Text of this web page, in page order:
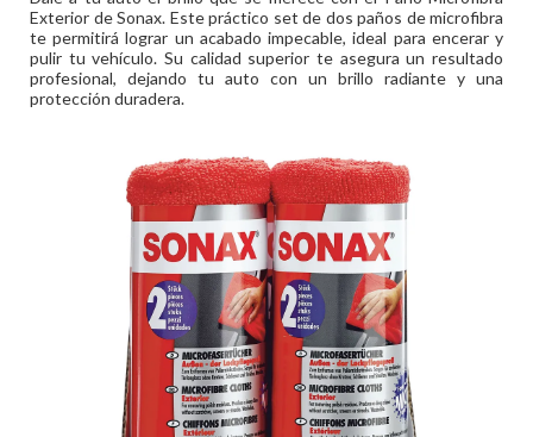
Exterior de Sonax. Este práctico set de dos paños de microfibra
te permitirá lograr un acabado impecable, ideal para encerar y
pulir tu vehículo. Su calidad superior te asegura un resultado
profesional, dejando tu auto con un brillo radiante y una
protección duradera.